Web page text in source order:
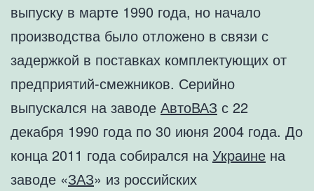
выпуску в марте 1990 года, но начало
производства было отложено в связи с
задержкой в поставках комплектующих от
предприятий-смежников. Серийно
выпускался на заводе АвтоВАЗ с 22
декабря 1990 года по 30 июня 2004 года. До
конца 2011 года собирался на Украине на
заводе «ЗАЗ» из российских